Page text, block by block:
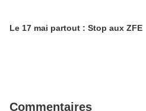
Le 17 mai partout : Stop aux ZFE
Commentaires